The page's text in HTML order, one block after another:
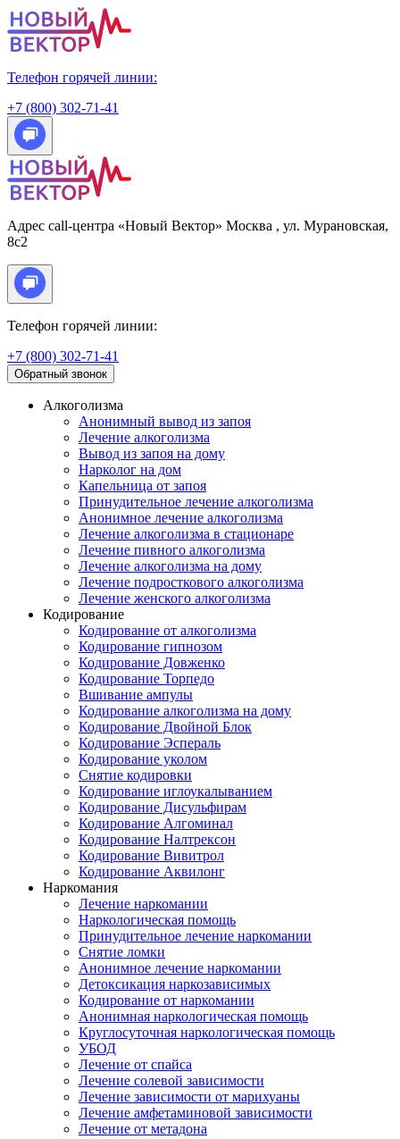
Телефон горячей линии:
+7 (800) 302-71-41
Адрес call-центра «Новый Вектор» Москва , ул. Мурановская,
8с2
Телефон горячей линии:
+7 (800) 302-71-41
Обратный звонок
Алкоголизма
Анонимный вывод из запоя
Лечение алкоголизма
Вывод из запоя на дому
Нарколог на дом
Капельница от запоя
Принудительное лечение алкоголизма
Анонимное лечение алкоголизма
Лечение алкоголизма в стационаре
Лечение пивного алкоголизма
Лечение алкоголизма на дому
Лечение подросткового алкоголизма
Лечение женского алкоголизма
Кодирование
Кодирование от алкоголизма
Кодирование гипнозом
Кодирование Довженко
Кодирование Торпедо
Вшивание ампулы
Кодирование алкоголизма на дому
Кодирование Двойной Блок
Кодирование Эспераль
Кодирование уколом
Снятие кодировки
Кодирование иглоукалыванием
Кодирование Дисульфирам
Кодирование Алгоминал
Кодирование Налтрексон
Кодирование Вивитрол
Кодирование Аквилонг
Наркомания
Лечение наркомании
Наркологическая помощь
Принудительное лечение наркомании
Снятие ломки
Анонимное лечение наркомании
Детоксикация наркозависимых
Кодирование от наркомании
Анонимная наркологическая помощь
Круглосуточная наркологическая помощь
УБОД
Лечение от спайса
Лечение солевой зависимости
Лечение зависимости от марихуаны
Лечение амфетаминовой зависимости
Лечение от метадона